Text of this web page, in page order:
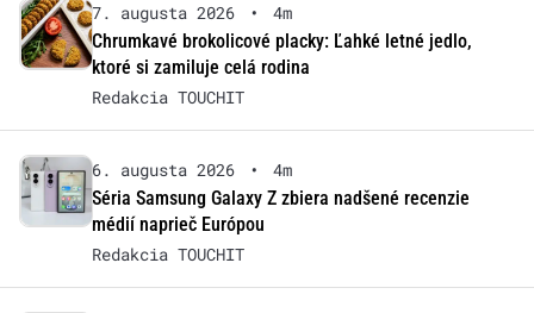
7. augusta 2026 •
4m
Chrumkavé brokolicové placky: Ľahké letné jedlo,
ktoré si zamiluje celá rodina
Redakcia TOUCHIT
6. augusta 2026 •
4m
Séria Samsung Galaxy Z zbiera nadšené recenzie
médií naprieč Európou
Redakcia TOUCHIT